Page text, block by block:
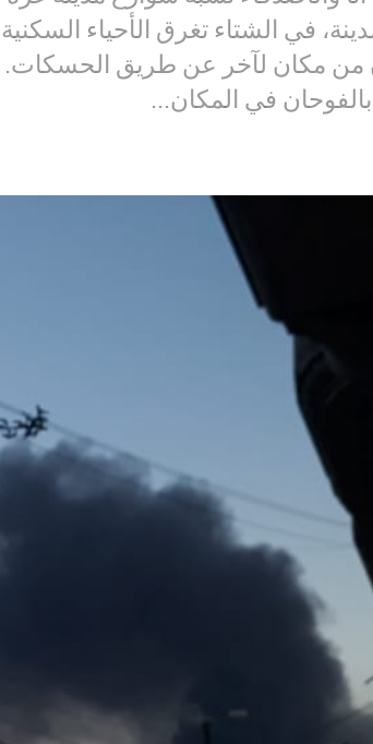
في الشتاء تغرق الأحياء
من مكان لآخر عن طريق الحسكات.
بالفوحان في المكان...